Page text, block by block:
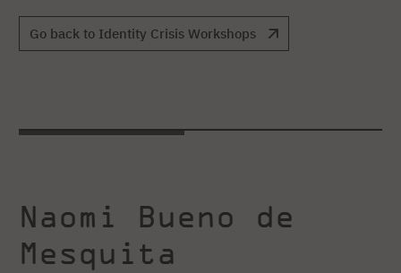
Go back to Identity Crisis Workshops
Naomi Bueno de
Mesquita